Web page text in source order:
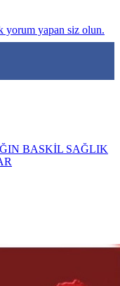
yorum yapan siz olun.
BASKİL SAĞLIK